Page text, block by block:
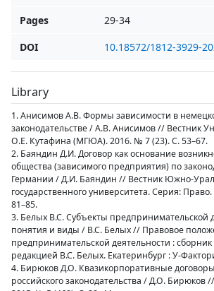
Pages
29-34
DOI
10.18572/1812-3929-
Library
1. Анисимов А.В. Формы зависимости в
законодательстве / А.В. Анисимов // Вестник
О.Е. Кутафина (МГЮА). 2016. № 7 (23). С. 53–67.
2. Баяндин Д.И. Договор как основание
общества (зависимого предприятия) по
Германии / Д.И. Баяндин // Вестник Южно-
государственного университета. Серия:
81–85.
3. Белых В.С. Субъекты предпринимательской
понятия и виды / В.С. Белых // Правовое
предпринимательской деятельности : сборник
редакцией В.С. Белых. Екатеринбург : У-
4. Бирюков Д.О. Квазикорпоративные
российского законодательства / Д.О. Бирюков